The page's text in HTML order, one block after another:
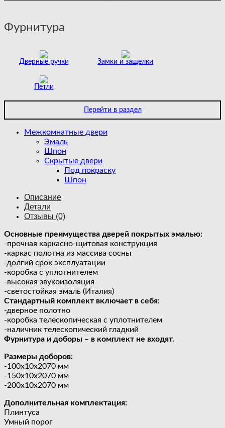
CLOUD
Фурнитура
Дверные ручки Замки и защелки
Петли
Перейти в раздел
Межкомнатные двери
Эмаль
Шпон
Скрытые двери
Под покраску
Шпон
Описание
Детали
Отзывы (0)
Основные преимущества дверей покрытых эмалью:
-прочная каркасно-щитовая конструкция
-каркас полотна из массива сосны
-долгий срок эксплуатации
-коробка с уплотнителем
-высокая звукоизоляция
-светостойкая эмаль (Италия)
Стандартный комплект включает в себя:
-дверное полотно
-коробка телескопическая с уплотнителем
-наличник телескопический гладкий
Фурнитура и доборы – в комплект не входят.
Размеры доборов:
-100х10х2070 мм
-150х10х2070 мм
-200х10х2070 мм
Дополнительная комплектация:
Плинтуса
Умный порог